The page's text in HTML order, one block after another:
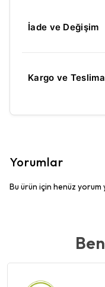
İade ve Değişim
Kargo ve
Yorumlar
Bu ürün için henüz yorum